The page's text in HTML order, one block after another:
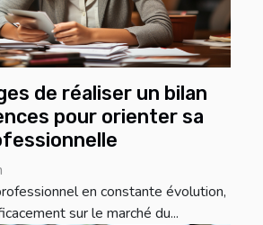
de réaliser un bilan
pour orienter sa
en constante évolution,
sur le marché du...